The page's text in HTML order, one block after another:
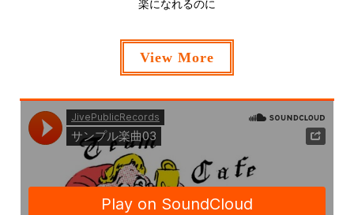
楽になれるのに
View More